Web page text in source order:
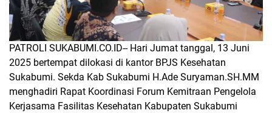
PATROLI SUKABUMI.CO.ID-- Hari Jumat tanggal, 13 Juni
2025 bertempat dilokasi di kantor BPJS Kesehatan
Sukabumi. Sekda Kab Sukabumi H.Ade Suryaman.SH.MM
menghadiri Rapat Koordinasi Forum Kemitraan Pengelola
Kerjasama Fasilitas Kesehatan Kabupaten Sukabumi